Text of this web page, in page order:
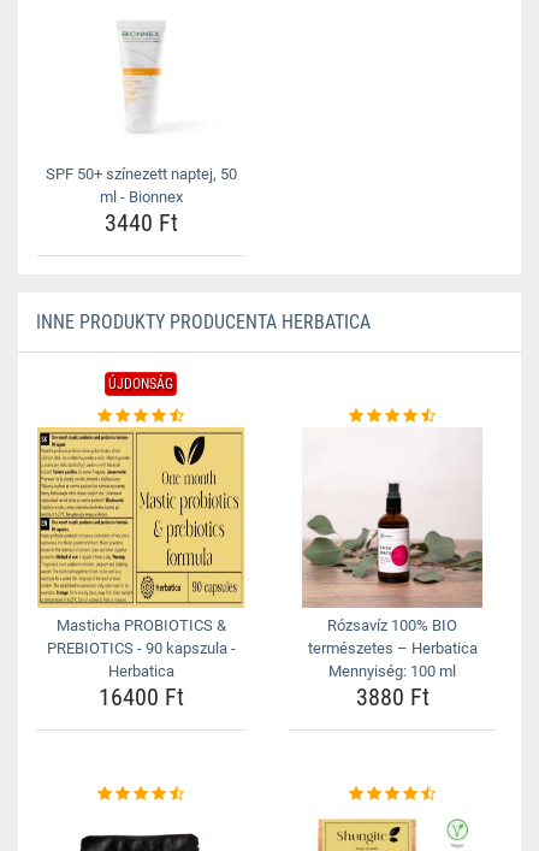
SPF 50+ színezett naptej, 50
ml - Bionnex
3440 Ft
INNE PRODUKTY PRODUCENTA HERBATICA
ÚJDONSÁG
Masticha PROBIOTICS &
PREBIOTICS - 90 kapszula -
Herbatica
16400 Ft
Rózsavíz 100% BIO
természetes – Herbatica
Mennyiség: 100 ml
3880 Ft